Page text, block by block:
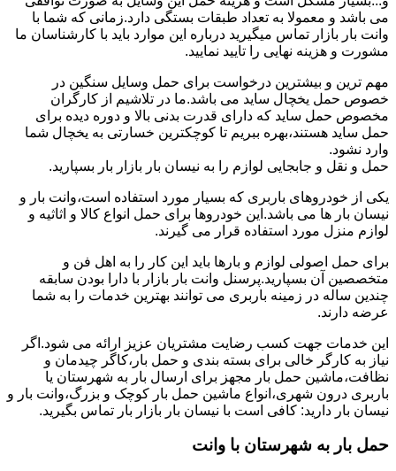
می باشد و معمولا به تعداد طبقات بستگی دارد.زمانی که شما با
وانت بار بازار تماس میگیرید درباره این موارد باید با کارشناسان ما
مشورت و هزینه نهایی را تایید نمایید.
مهم ترین و بیشترین درخواست برای حمل وسایل سنگین در
خصوص حمل یخچال ساید می باشد.ما در تلاشیم از کارگران
مخصوص حمل ساید که دارای قدرت بدنی بالا و دوره دیده برای
حمل ساید هستند،بهره ببریم تا کوچکترین خسارتی به یخچال شما
وارد نشود.
حمل و نقل و جابجایی لوازم را به نیسان بار بازار بار بسپارید.
یکی از خودروهای باربری که بسیار مورد استفاده است،وانت بار و
نیسان بار ها می باشد.این خودروها برای حمل انواع کالا و اثاثیه و
لوازم منزل مورد استفاده قرار می گیرند.
برای حمل اصولی لوازم و بارها باید این کار را به اهل فن و
متخصصین آن بسپارید.پرسنل وانت بار بازار با دارا بودن سابقه
چندین ساله در زمینه باربری می توانند بهترین خدمات را به شما
عرضه دارند.
این خدمات جهت کسب رضایت مشتریان عزیز ارائه می شود.اگر
نیاز به کارگر خالی برای بسته بندی و حمل بار،کاگر چیدمان و
نظافت،ماشین حمل بار مجهز برای ارسال بار به شهرستان یا
باربری درون شهری،انواع ماشین حمل بار کوچک و بزرگ،وانت بار و
نیسان بار دارید: کافی است با نیسان بار بازار بار تماس بگیرید.
حمل بار به شهرستان با وانت